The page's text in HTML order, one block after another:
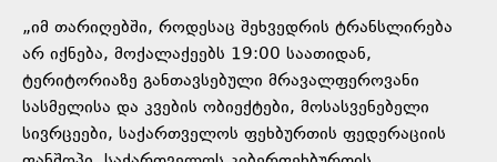
„იმ თარიღებში, როდესაც შეხვედრის ტრანსლირება
არ იქნება, მოქალაქეებს 19:00 საათიდან,
ტერიტორიაზე განთავსებული მრავალფეროვანი
სასმელისა და კვების ობიექტები, მოსასვენებელი
სივრცეები, საქართველოს ფეხბურთის ფედერაციის